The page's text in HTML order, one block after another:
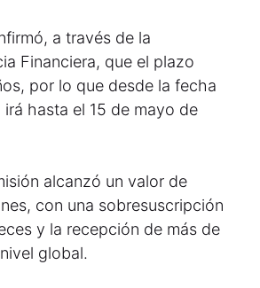
a través de la
Financiera, que el plazo
por lo que desde la fecha
hasta el 15 de mayo de
alcanzó un valor de
con una sobresuscripción
y la recepción de más de
global.